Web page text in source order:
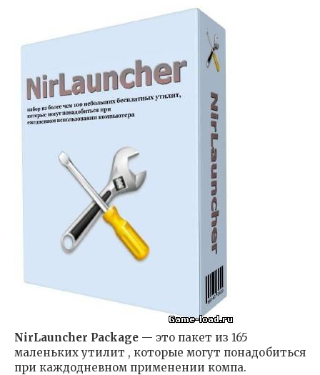
NirLauncher Package — это пакет из 165
маленьких утилит , которые могут понадобиться
при каждодневном применении компа.